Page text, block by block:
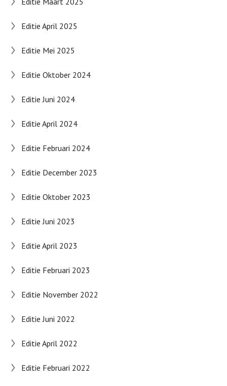
Editie April 2025
Editie Mei 2025
Editie Oktober 2024
Editie Juni 2024
Editie April 2024
Editie Februari 2024
Editie December 2023
Editie Oktober 2023
Editie Juni 2023
Editie April 2023
Editie Februari 2023
Editie November 2022
Editie Juni 2022
Editie April 2022
Editie Februari 2022